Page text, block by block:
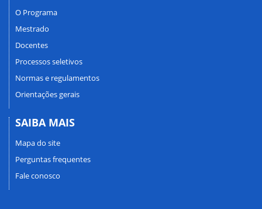
O Programa
Mestrado
Docentes
Processos seletivos
Normas e regulamentos
Orientações gerais
SAIBA MAIS
Mapa do site
Perguntas frequentes
Fale conosco